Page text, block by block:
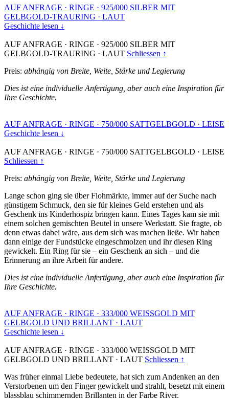
AUF ANFRAGE · RINGE · 925/000 SILBER MIT
GELBGOLD-TRAURING · LAUT
Geschichte lesen ↓
AUF ANFRAGE · RINGE · 925/000 SILBER MIT
GELBGOLD-TRAURING · LAUT Schliessen ↑
Preis: abhängig von Breite, Weite, Stärke und Legierung
Dies ist eine individuelle Anfertigung, aber auch eine Inspiration für
Ihre Geschichte.
AUF ANFRAGE · RINGE · 750/000 SATTGELBGOLD · LEISE
Geschichte lesen ↓
AUF ANFRAGE · RINGE · 750/000 SATTGELBGOLD · LEISE
Schliessen ↑
Preis: abhängig von Breite, Weite, Stärke und Legierung
Lange schon ging sie über Flohmärkte, immer auf der Suche nach
günstigem Schmuck, den sie für kleines Geld erstehen und als
Geschenk ins Kinderhospiz bringen kann. Eines Tages kam sie mit
einem solchen gemischten Beutel in unsere Werkstatt. Sie fragte, ob
denn etwas dabei wäre, aus dem sich was machen ließe. Wir haben
dann einige der Fundstücke eingeschmolzen und ihr diesen Ring
gewickelt. Ein Ring für sie – ein Geschenk an sich – und die
Erinnerung an ihre Arbeit für andere.
Dies ist eine individuelle Anfertigung, aber auch eine Inspiration für
Ihre Geschichte.
AUF ANFRAGE · RINGE · 333/000 WEISSGOLD MIT
GELBGOLD UND BRILLANT · LAUT
Geschichte lesen ↓
AUF ANFRAGE · RINGE · 333/000 WEISSGOLD MIT
GELBGOLD UND BRILLANT · LAUT Schliessen ↑
Was früher einmal Liebe bedeutete, hat sich zum Andenken an den
Verstorbenen um den Finger gewickelt und strahlt, besetzt mit einem
blassblau schimmernden Brillanten in der Farbe River.